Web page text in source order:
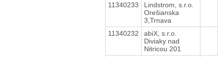
11340233
Lindstrom, s.r.o.
Orešianska
3,Trnava
11340232
abiX, s.r.o.
Diviaky nad
Nitricou 201